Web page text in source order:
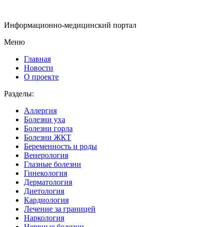
Информационно-медицинский портал
Меню
Главная
Новости
О проекте
Разделы:
Аллергия
Болезни уха
Болезни горла
Болезни ЖКТ
Беременность и роды
Венерология
Глазные болезни
Гинекология
Дерматология
Диетология
Кардиология
Лечение за границей
Наркология